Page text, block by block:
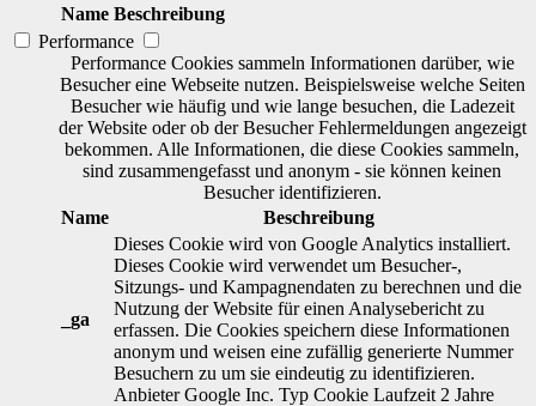
Name Beschreibung
Performance
Performance Cookies sammeln Informationen darüber, wie
Besucher eine Webseite nutzen. Beispielsweise welche Seiten
Besucher wie häufig und wie lange besuchen, die Ladezeit
der Website oder ob der Besucher Fehlermeldungen angezeigt
bekommen. Alle Informationen, die diese Cookies sammeln,
sind zusammengefasst und anonym - sie können keinen
Besucher identifizieren.
Name
Beschreibung
_ga
Dieses Cookie wird von Google Analytics installiert.
Dieses Cookie wird verwendet um Besucher-,
Sitzungs- und Kampagnendaten zu berechnen und die
Nutzung der Website für einen Analysebericht zu
erfassen. Die Cookies speichern diese Informationen
anonym und weisen eine zufällig generierte Nummer
Besuchern zu um sie eindeutig zu identifizieren.
Anbieter Google Inc. Typ Cookie Laufzeit 2 Jahre